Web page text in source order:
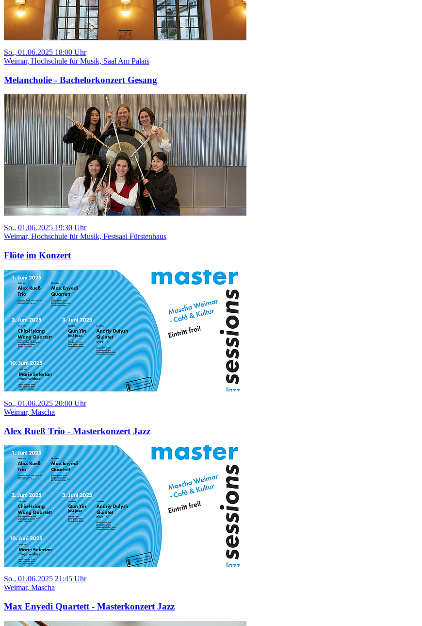
So., 01.06.2025 18:00 Uhr
Weimar, Hochschule für Musik, Saal Am Palais
Melancholie - Bachelorkonzert Gesang
So., 01.06.2025 19:30 Uhr
Weimar, Hochschule für Musik, Festsaal Fürstenhaus
Flöte im Konzert
So., 01.06.2025 20:00 Uhr
Weimar, Mascha
Alex Rueß Trio - Masterkonzert Jazz
So., 01.06.2025 21:45 Uhr
Weimar, Mascha
Max Enyedi Quartett - Masterkonzert Jazz